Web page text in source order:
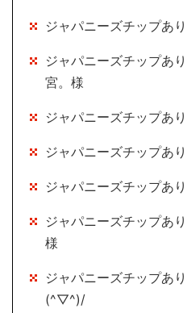
ジャパニーズチップあ
ジャパニーズチップあ
宮。様
ジャパニーズチップあ
ジャパニーズチップあ
ジャパニーズチップあ
ジャパニーズチップあ
様
ジャパニーズチップあ
(^▽^)/